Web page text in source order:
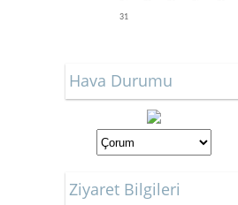
31
Hava Durumu
Ziyaret Bilgileri